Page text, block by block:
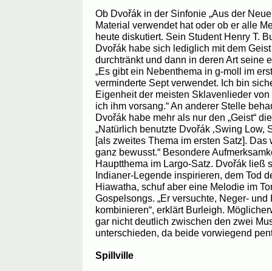
Ob Dvořák in der Sinfonie „Aus der
Material verwendet hat oder ob er alle
heute diskutiert. Sein Student Henry T.
Dvořák habe sich lediglich mit dem Geist
durchtränkt und dann in deren Art seine
„Es gibt ein Nebenthema in g-moll im
verminderte Sept verwendet. Ich bin
Eigenheit der meisten Sklavenlieder
ich ihm vorsang.“ An anderer Stelle
Dvořák habe mehr als nur den „Geist“
„Natürlich benutzte Dvořák ‚Swing Low,
[als zweites Thema im ersten Satz]. Das
ganz bewusst.“ Besondere
Hauptthema im Largo-Satz. Dvořák ließ
Indianer-Legende inspirieren, dem Tod
Hiawatha, schuf aber eine Melodie im
Gospelsongs. „Er versuchte, Neger-
kombinieren“, erklärt Burleigh.
gar nicht deutlich zwischen den zwei
unterschieden, da beide vorwiegend
Spillville